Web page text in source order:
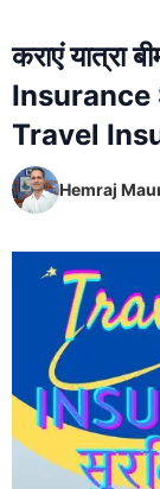
कराएं यात्रा
Insurance
Travel
Hemraj